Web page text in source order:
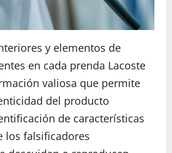
y elementos de
en cada prenda Lacoste
valiosa que permite
del producto
de características
los falsificadores